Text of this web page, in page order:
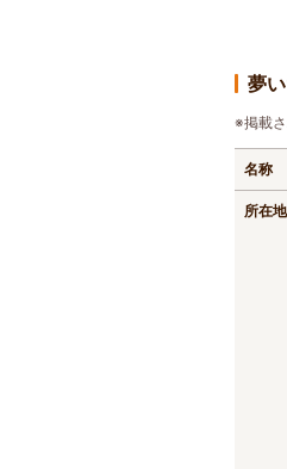
夢
※掲載
名称
所在地